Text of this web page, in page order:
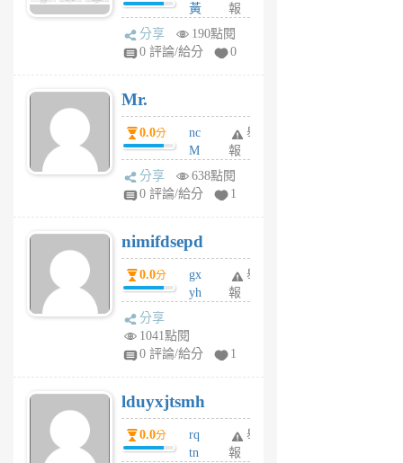
體驗
黃
蜂
1
報
分享
190點閱
0 評論/給分
0
Mr.
0.0分
nc
M
U
F
U
5
個
月
舉
報
分享
638點閱
0 評論/給分
1
nimifdsepd
0.0分
gx
yh
jl
月
前
舉
報
分享
1041點閱
0 評論/給分
1
lduyxjtsmh
0.0分
rq
tn
舉
報